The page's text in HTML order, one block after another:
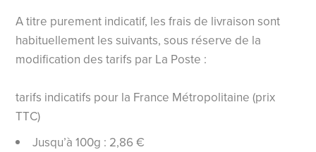
A titre purement indicatif, les frais de livraison sont
habituellement les suivants, sous réserve de la
modification des tarifs par La Poste :
tarifs indicatifs pour la France Métropolitaine (prix
TTC)
Jusqu’à 100g : 2,86 €